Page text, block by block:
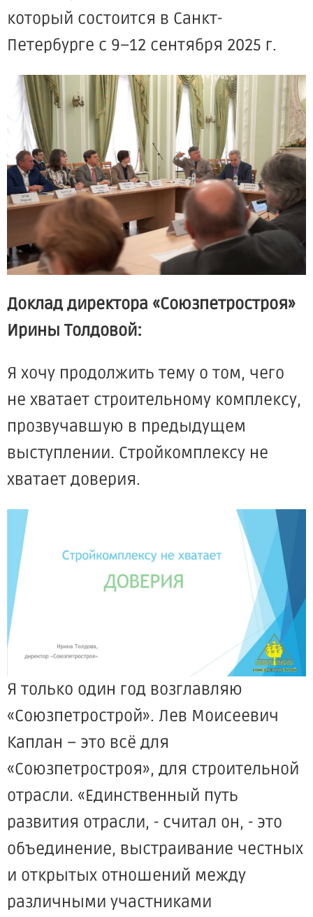
который состоится в Санкт-
Петербурге с 9–12 сентября 2025 г.
Доклад директора «Союзпетростроя»
Ирины Толдовой:
Я хочу продолжить тему о том, чего
не хватает строительному комплексу,
прозвучавшую в предыдущем
выступлении. Стройкомплексу не
хватает доверия.
Я только один год возглавляю
«Союзпетрострой». Лев Моисеевич
Каплан – это всё для
«Союзпетростроя», для строительной
отрасли. «Единственный путь
развития отрасли, - считал он, - это
объединение, выстраивание честных
и открытых отношений между
различными участниками